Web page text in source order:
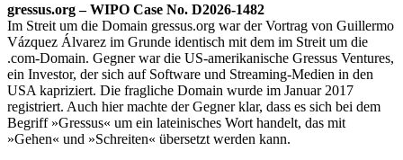
gressus.org – WIPO Case No. D2026-1482
Im Streit um die Domain gressus.org war der Vortrag von Guillermo
Vázquez Álvarez im Grunde identisch mit dem im Streit um die
.com-Domain. Gegner war die US-amerikanische Gressus Ventures,
ein Investor, der sich auf Software und Streaming-Medien in den
USA kapriziert. Die fragliche Domain wurde im Januar 2017
registriert. Auch hier machte der Gegner klar, dass es sich bei dem
Begriff »Gressus« um ein lateinisches Wort handelt, das mit
»Gehen« und »Schreiten« übersetzt werden kann.